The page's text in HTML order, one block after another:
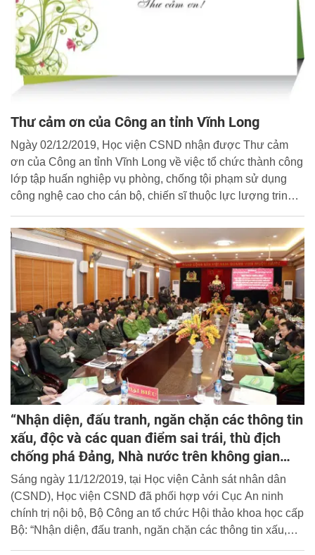
Thư cảm ơn của Công an tỉnh Vĩnh Long
Ngày 02/12/2019, Học viện CSND nhận được Thư cảm
ơn của Công an tỉnh Vĩnh Long về việc tổ chức thành công
lớp tập huấn nghiệp vụ phòng, chống tội phạm sử dụng
công nghệ cao cho cán bộ, chiến sĩ thuộc lực lượng trinh
điện tử Học viện CSND trân trọng đăng tải toàn văn nội
dung Thư cảm ơn.
“Nhận diện, đấu tranh, ngăn chặn các thông tin
xấu, độc và các quan điểm sai trái, thù địch
chống phá Đảng, Nhà nước trên không gian
mạng của lực lượng CAND trong tình hình mới”
Sáng ngày 11/12/2019, tại Học viện Cảnh sát nhân dân
(CSND), Học viện CSND đã phối hợp với Cục An ninh
chính trị nội bộ, Bộ Công an tổ chức Hội thảo khoa học cấp
Bộ: “Nhận diện, đấu tranh, ngăn chặn các thông tin xấu,